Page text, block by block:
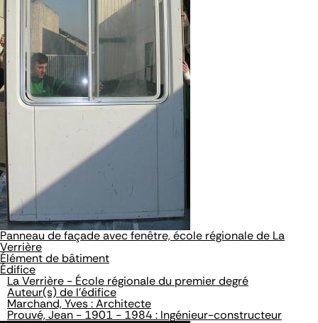
Panneau de façade avec fenêtre, école régionale de La
Verrière
Élément de bâtiment
Édifice
La Verrière - École régionale du premier degré
Auteur(s) de l'édifice
Marchand, Yves : Architecte
Prouvé, Jean - 1901 - 1984 : Ingénieur-constructeur